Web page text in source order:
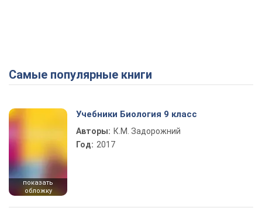
Самые популярные книги
показать
обложку
Учебники Биология 9 класс
Авторы: К.М. Задорожний
Год: 2017